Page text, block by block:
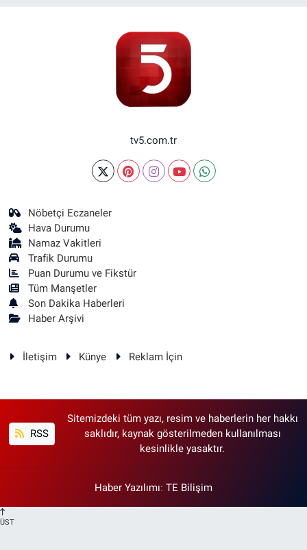
tv5.com.tr
Nöbetçi Eczaneler
Hava Durumu
Namaz Vakitleri
Trafik Durumu
Puan Durumu ve Fikstür
Tüm Manşetler
Son Dakika Haberleri
Haber Arşivi
İletişim Künye Reklam İçin
RSS
Sitemizdeki tüm yazı, resim ve haberlerin her hakkı
saklıdır, kaynak gösterilmeden kullanılması
kesinlikle yasaktır.
Haber Yazılımı: TE Bilişim
ÜST